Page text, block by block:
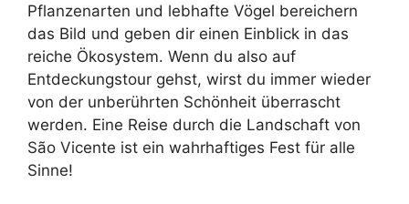
Pflanzenarten und lebhafte Vögel bereichern
das Bild und geben dir einen Einblick in das
reiche Ökosystem. Wenn du also auf
Entdeckungstour gehst, wirst du immer wieder
von der unberührten Schönheit überrascht
werden. Eine Reise durch die Landschaft von
São Vicente ist ein wahrhaftiges Fest für alle
Sinne!